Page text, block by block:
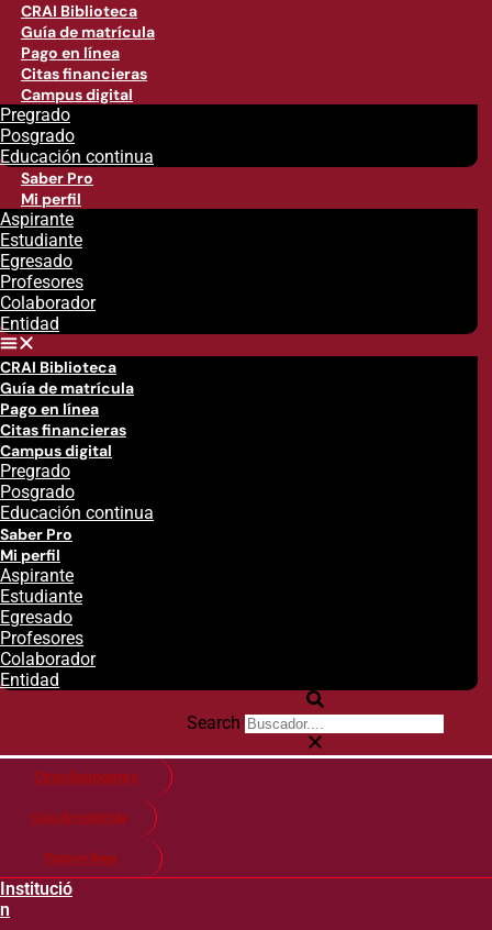
CRAI Biblioteca
Guía de matrícula
Pago en línea
Citas financieras
Campus digital
Pregrado
Posgrado
Educación continua
Saber Pro
Mi perfil
Aspirante
Estudiante
Egresado
Profesores
Colaborador
Entidad
CRAI Biblioteca
Guía de matrícula
Pago en línea
Citas financieras
Campus digital
Pregrado
Posgrado
Educación continua
Saber Pro
Mi perfil
Aspirante
Estudiante
Egresado
Profesores
Colaborador
Entidad
Search
Citas financieras
Guía de matricula
Pago en línea
Institució
n